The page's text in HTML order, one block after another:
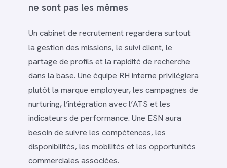
ne sont pas les mêmes
Un cabinet de recrutement regardera surtout
la gestion des missions, le suivi client, le
partage de profils et la rapidité de recherche
dans la base. Une équipe RH interne privilégiera
plutôt la marque employeur, les campagnes de
nurturing, l’intégration avec l’ATS et les
indicateurs de performance. Une ESN aura
besoin de suivre les compétences, les
disponibilités, les mobilités et les opportunités
commerciales associées.